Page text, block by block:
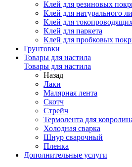
Клей для резиновых
Клей для натурального
Клей для
Клей для паркета
Клей для пробковых
Грунтовки
Товары для настила
Товары для настила
Назад
Лаки
Малярная лента
Скотч
Стрейч
Термолента для
Холодная сварка
Шнур сварочный
Пленка
Дополнительные услуги